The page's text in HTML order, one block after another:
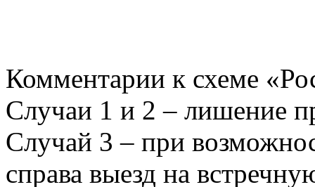
Комментарии к схеме
Случаи 1 и 2 – лишение
Случай 3 – при
справа выезд на